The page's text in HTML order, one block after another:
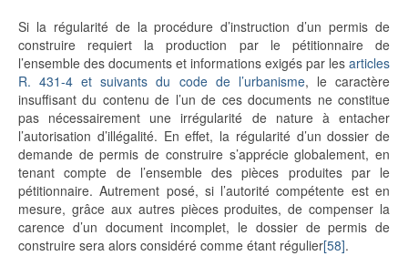
Si la régularité de la procédure d’instruction d’un permis de
construire requiert la production par le pétitionnaire de
l’ensemble des documents et informations exigés par les articles
R. 431-4 et suivants du code de l’urbanisme, le caractère
insuffisant du contenu de l’un de ces documents ne constitue
pas nécessairement une irrégularité de nature à entacher
l’autorisation d’illégalité. En effet, la régularité d’un dossier de
demande de permis de construire s’apprécie globalement, en
tenant compte de l’ensemble des pièces produites par le
pétitionnaire. Autrement posé, si l’autorité compétente est en
mesure, grâce aux autres pièces produites, de compenser la
carence d’un document incomplet, le dossier de permis de
construire sera alors considéré comme étant régulier[58].